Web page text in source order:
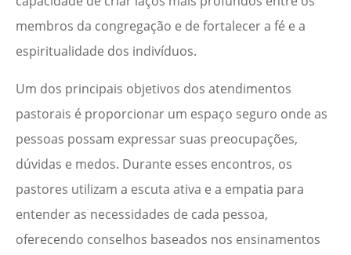
membros da congregação e de fortalecer a fé e a
espiritualidade dos indivíduos.
Um dos principais objetivos dos atendimentos
pastorais é proporcionar um espaço seguro onde as
pessoas possam expressar suas preocupações,
dúvidas e medos. Durante esses encontros, os
pastores utilizam a escuta ativa e a empatia para
entender as necessidades de cada pessoa,
oferecendo conselhos baseados nos ensinamentos